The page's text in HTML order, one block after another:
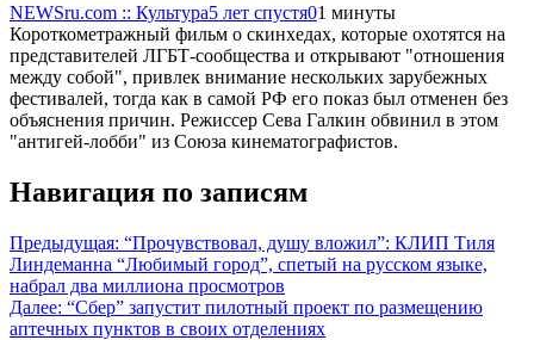
NEWSru.com :: Культура5 лет спустя01 минуты
Короткометражный фильм о скинхедах, которые охотятся на
представителей ЛГБТ-сообщества и открывают "отношения
между собой", привлек внимание нескольких зарубежных
фестивалей, тогда как в самой РФ его показ был отменен без
объяснения причин. Режиссер Сева Галкин обвинил в этом
"антигей-лобби" из Союза кинематографистов.
Навигация по записям
Предыдущая: “Прочувствовал, душу вложил”: КЛИП Тиля
Линдеманна “Любимый город”, спетый на русском языке,
набрал два миллиона просмотров
Далее: “Сбер” запустит пилотный проект по размещению
аптечных пунктов в своих отделениях